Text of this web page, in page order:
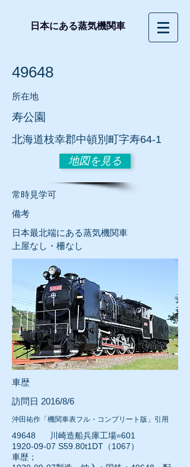
日本にある蒸気機関車
49648
所在地
寿公園
北海道枝幸郡中頓別町字寿64-1
地図を見る
常時見学可
​備考
日本最北端にある蒸気機関車
上屋なし・柵なし
車歴
訪問日 2016/8/6
沖田祐作「機関車表フル・コンプリート版」引用
49648 川崎造船兵庫工場=601
1920-09-07 S59.80t1DT（1067）
車歴；